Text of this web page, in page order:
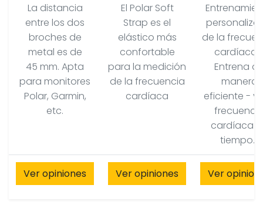
La distancia
entre los dos
broches de
metal es de
45 mm. Apta
para monitores
Polar, Garmin,
etc.
El Polar Soft
Strap es el
elástico más
confortable
para la medición
de la frecuencia
cardíaca
de la
cardíaca
Entrena
manera
eficiente -
cardíaca
tiempo...
Ver opiniones Ver opiniones Ver